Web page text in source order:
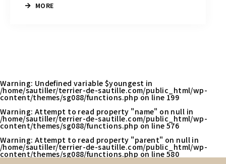
MORE
Warning: Undefined variable $youngest in
/home/sautiller/terrier-de-sautille.com/public_html/wp-
content/themes/sg088/functions.php on line 199
Warning: Attempt to read property "name" on null in
/home/sautiller/terrier-de-sautille.com/public_html/wp-
content/themes/sg088/functions.php on line576
Warning: Attempt to read property "parent" on null in
/home/sautiller/terrier-de-sautille.com/public_html/wp-
content/themes/sg088/functions.php on line580